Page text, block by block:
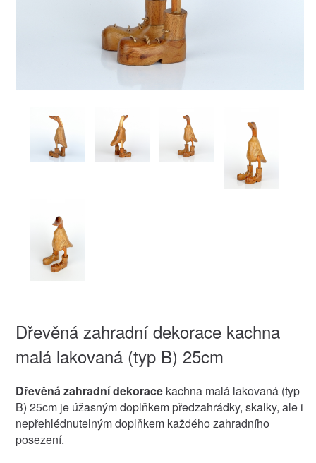
Dřevěná zahradní dekorace kachna
malá lakovaná (typ B) 25cm
Dřevěná zahradní dekoracekachna malá lakovaná (typ
B) 25cm je úžasným doplňkem předzahrádky, skalky, ale i
nepřehlédnutelným doplňkem každého zahradního
posezení.